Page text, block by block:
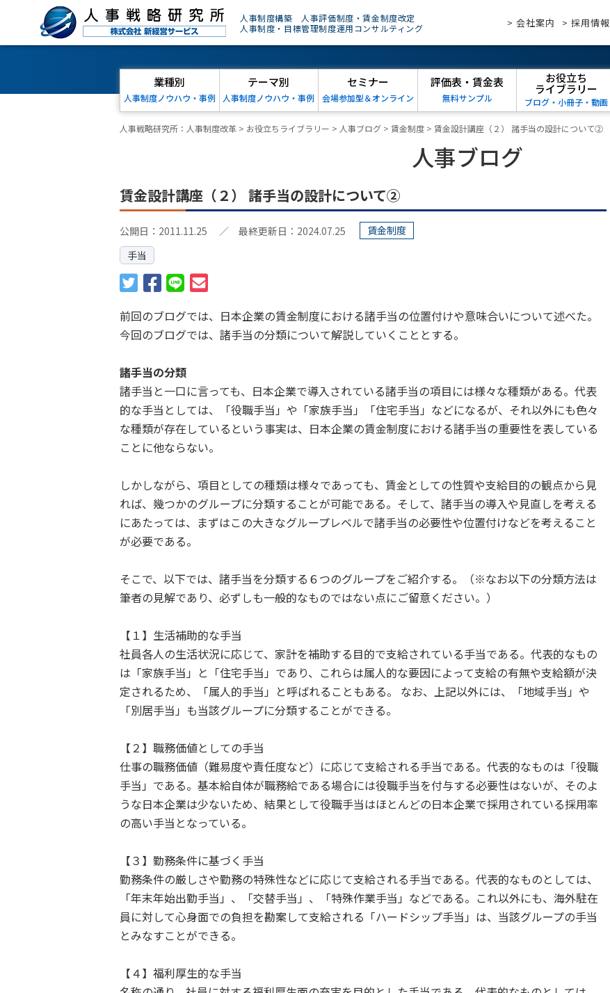
人事制度構築 人事評価制度・賃金制度改定
人事制度・目標管理制度運用コンサルティング
> 会社案内 > 採用情報
業種別
人事制度ノウハウ・事例
テーマ別
人事制度ノウハウ・事例
セミナー
会場参加型＆オンライン
評価表・賃金表
無料サンプル
お役立ち
ライブラリー
ブログ・小冊子・動画
人事戦略研究所：人事制度改革 > お役立ちライブラリー > 人事ブログ > 賃金制度 > 賃金設計講座（２） 諸手当の設計について②
人事ブログ
賃金設計講座（２） 諸手当の設計について②
公開日：2011.11.25 ／ 最終更新日：2024.07.25
賃金制度
手当
前回のブログでは、日本企業の賃金制度における諸手当の位置付けや意味合いについて述べた。
今回のブログでは、諸手当の分類について解説していくこととする。
諸手当の分類
諸手当と一口に言っても、日本企業で導入されている諸手当の項目には様々な種類がある。代表
的な手当としては、「役職手当」や「家族手当」「住宅手当」などになるが、それ以外にも色々
な種類が存在しているという事実は、日本企業の賃金制度における諸手当の重要性を表している
ことに他ならない。
しかしながら、項目としての種類は様々であっても、賃金としての性質や支給目的の観点から見
れば、幾つかのグループに分類することが可能である。そして、諸手当の導入や見直しを考える
にあたっては、まずはこの大きなグループレベルで諸手当の必要性や位置付けなどを考えること
が必要である。
そこで、以下では、諸手当を分類する６つのグループをご紹介する。（※なお以下の分類方法は
筆者の見解であり、必ずしも一般的なものではない点にご留意ください。）
【１】生活補助的な手当
社員各人の生活状況に応じて、家計を補助する目的で支給されている手当である。代表的なもの
は「家族手当」と「住宅手当」であり、これらは属人的な要因によって支給の有無や支給額が決
定されるため、「属人的手当」と呼ばれることもある。 なお、上記以外には、「地域手当」や
「別居手当」も当該グループに分類することができる。
【２】職務価値としての手当
仕事の職務価値（難易度や責任度など）に応じて支給される手当である。代表的なものは「役職
手当」である。基本給自体が職務給である場合には役職手当を付与する必要性はないが、そのよ
うな日本企業は少ないため、結果として役職手当はほとんどの日本企業で採用されている採用率
の高い手当となっている。
【３】勤務条件に基づく手当
勤務条件の厳しさや勤務の特殊性などに応じて支給される手当である。代表的なものとしては、
「年末年始出勤手当」、「交替手当」、「特殊作業手当」などである。これ以外にも、海外駐在
員に対して心身面での負担を勘案して支給される「ハードシップ手当」は、当該グループの手当
とみなすことができる。
【４】福利厚生的な手当